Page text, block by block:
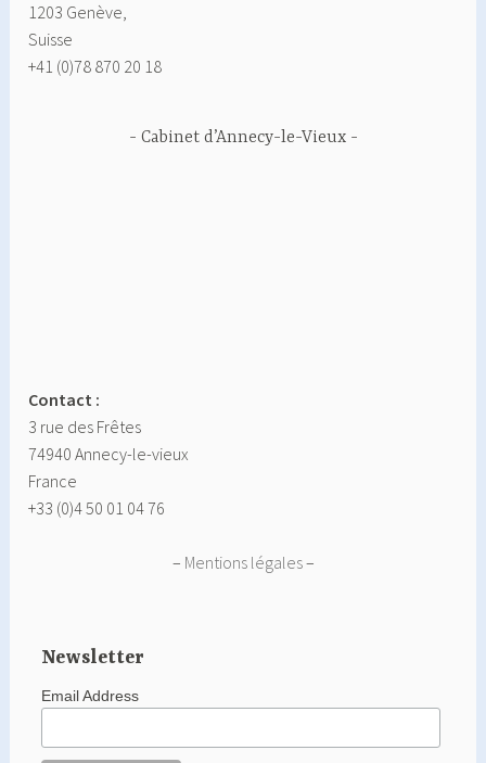
1203 Genève,
Suisse
+41 (0)78 870 20 18
Cabinet d’Annecy-le-Vieux
Contact :
3 rue des Frêtes
74940 Annecy-le-vieux
France
+33 (0)4 50 01 04 76
– Mentions légales–
Newsletter
Email Address